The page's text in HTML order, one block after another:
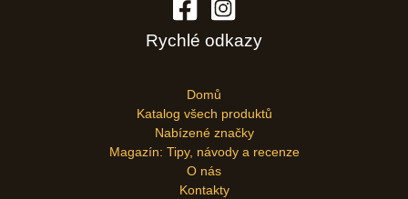
Rychlé odkazy
Domů
Katalog všech produktů
Nabízené značky
Magazín: Tipy, návody a recenze
O nás
Kontakty